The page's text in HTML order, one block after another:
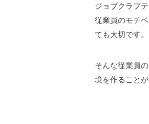
ジョブクラフ
従業員のモチ
ても大切です。
そんな従業員
境を作ること